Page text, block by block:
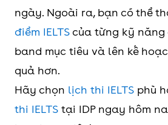
ngày. Ngoài ra, bạn có thể
điểm IELTS của từng kỹ năng
band mục tiêu và lên kế
quả hơn.
Hãy chọn lịch thi IELTS phù
thi IELTS tại IDP ngay hôm